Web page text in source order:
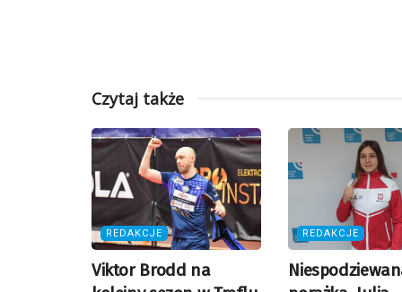
Czytaj także
REDAKCJE
Viktor Brodd na
REDAKCJE